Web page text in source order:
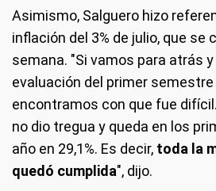
Asimismo, Salguero hizo
inflación del 3% de julio, que se
semana. "Si vamos para atrás
evaluación del primer semestre
encontramos con que fue
no dio tregua y queda en los
año en 29,1%. Es decir, toda la
quedó cumplida", dijo.